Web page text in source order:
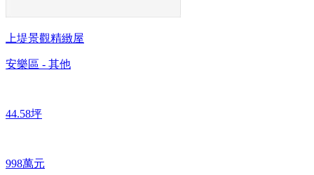
上堤景觀精緻屋
安樂區 - 其他
44.58坪
998萬元